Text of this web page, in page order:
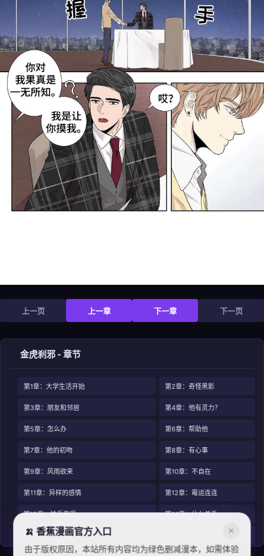
上一页 上一章 下一章 下一页
金虎刹邪 - 章节
第1章：大学生活开始 第2章：奇怪黑影
第3章：朋友和邻居 第4章：他有灵力？
第5章：怎么办 第6章：帮助他
第7章：他的初吻 第8章：有心事
第9章：风雨欲来 第10章：不自在
第11章：异样的感情 第12章：霉运连连
第13章：袖手旁观 第14章：什么关系
第15章：遇到危机
🍌 香蕉漫画官方入口 ✕
由于版权原因，本站所有内容均为绿色删减漫本，如需体验